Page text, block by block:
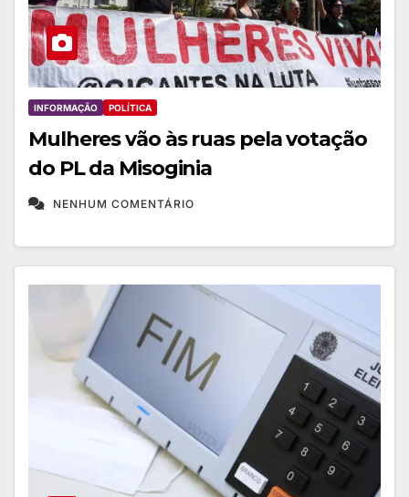
INFORMAÇÃO POLÍTICA
Mulheres vão às ruas pela votação
do PL da Misoginia
NENHUM COMENTÁRIO